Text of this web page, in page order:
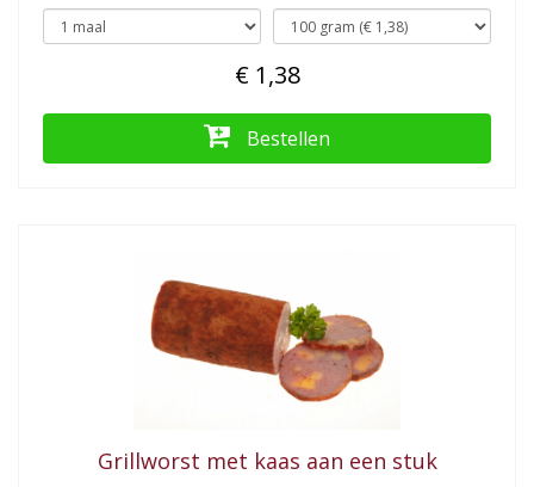
€ 1,38
Bestellen
Grillworst met kaas aan een stuk